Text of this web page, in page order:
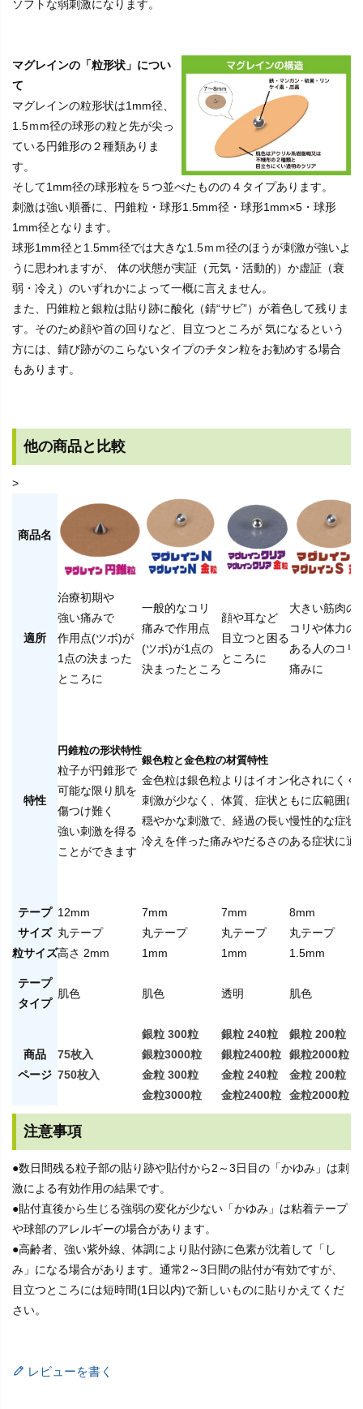
ソフトな弱刺激になります。
マグレインの「粒形状」につい
て
マグレインの粒形状は1mm径、
1.5ｍm径の球形の粒と先が尖っ
ている円錐形の２種類ありま
す。
そして1mm径の球形粒を５つ並べたものの４タイプあります。
刺激は強い順番に、円錐粒・球形1.5mm径・球形1mm×5・球形
1mm径となります。
球形1mm径と1.5mm径では大きな1.5ｍｍ径のほうが刺激が強いよ
うに思われますが、 体の状態が実証（元気・活動的）か虚証（衰
弱・冷え）のいずれかによって一概に言えません。
また、円錐粒と銀粒は貼り跡に酸化（錆“サビ”）が着色して残りま
す。そのため顔や首の回りなど、目立つところが 気になるという
方には、錆び跡がのこらないタイプのチタン粒をお勧めする場合
もあります。
他の商品と比較
>
商品名
適所
治療初期や
強い痛みで
作用点(ツボ)が
1点の決まった
ところに
一般的なコリ
痛みで作用点
(ツボ)が1点の
決まったところ
顔や耳など
目立つと困る
ところに
大きい筋肉の
コリや体力の
ある人のコリ
痛みに
特性
円錐粒の形状特性
粒子が円錐形で
可能な限り肌を
傷つけ難く
強い刺激を得る
ことができます
銀色粒と金色粒の材質特性
金色粒は銀色粒よりはイオン化されにくく
刺激が少なく、体質、症状ともに広範囲に
穏やかな刺激で、経過の長い慢性的な症状
冷えを伴った痛みやだるさのある症状に適
テープ
サイズ
12mm
丸テープ
7mm
丸テープ
7mm
丸テープ
8mm
丸テープ
粒サイズ高さ 2mm 1mm 1mm 1.5mm
テープ
タイプ
肌色 肌色 透明 肌色
商品
ページ
75枚入
750枚入
銀粒 300粒
銀粒3000粒
金粒 300粒
金粒3000粒
銀粒 240粒
銀粒2400粒
金粒 240粒
金粒2400粒
銀粒 200粒
銀粒2000粒
金粒 200粒
金粒2000粒
注意事項
●数日間残る粒子部の貼り跡や貼付から2～3日目の「かゆみ」は刺
激による有効作用の結果です。
●貼付直後から生じる強弱の変化が少ない「かゆみ」は粘着テープ
や球部のアレルギーの場合があります。
●高齢者、強い紫外線、体調により貼付跡に色素が沈着して「し
み」になる場合があります。通常2～3日間の貼付が有効ですが、
目立つところには短時間(1日以内)で新しいものに貼りかえてくだ
さい。
レビューを書く